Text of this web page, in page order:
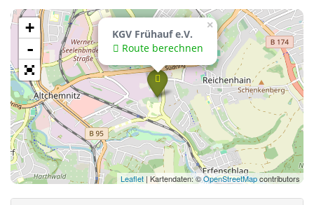
×
KGV Frühauf e.V.
Route berechnen
+
-
Leaflet | Kartendaten: ©OpenStreetMapcontributors